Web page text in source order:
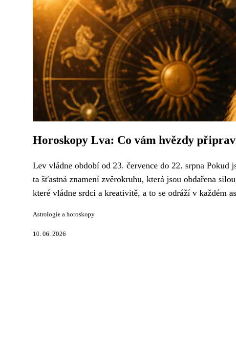
Horoskopy Lva: Co vám hvězdy
Lev vládne období od 23. července do 22. srpna Pokud
ta šťastná znamení zvěrokruhu, která jsou obdařena
které vládne srdci a kreativitě, a to se odráží v každém
Astrologie a horoskopy
10. 06. 2026